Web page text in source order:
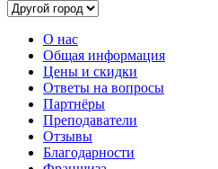
О нас
Общая информация
Цены и скидки
Ответы на вопросы
Партнёры
Преподаватели
Отзывы
Благодарности